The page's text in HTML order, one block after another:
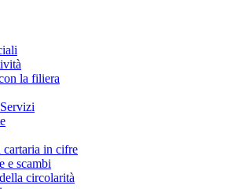
la filiera
in cifre
e scambi
circolarità